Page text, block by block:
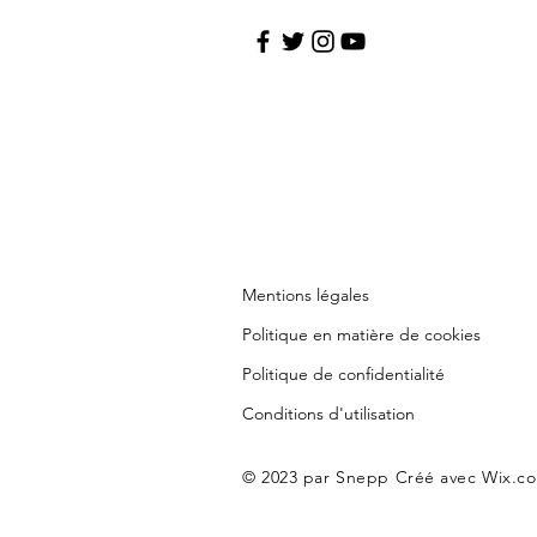
Mentions légales
Politique en matière de cookies
Politique de confidentialité
Conditions d'utilisation
© 2023 par Snepp Créé avec